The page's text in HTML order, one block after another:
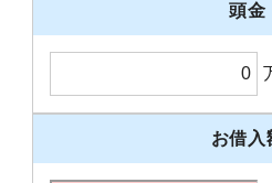
頭金
お借入